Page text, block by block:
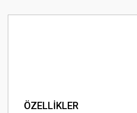
ÖZELLİKLER